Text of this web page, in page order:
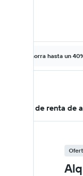
Ahorra hasta un
Ofertas de renta de